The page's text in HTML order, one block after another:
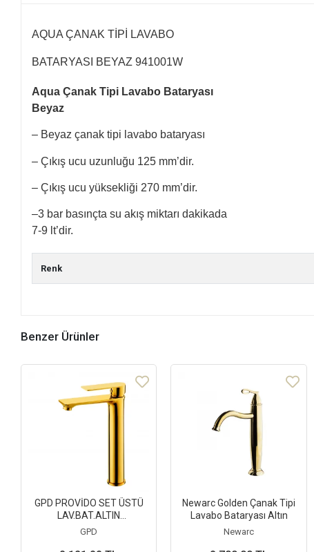
AQUA ÇANAK TİPİ LAVABO
BATARYASI BEYAZ 941001W
Aqua Çanak Tipi Lavabo Bataryası
Beyaz
– Beyaz çanak tipi lavabo bataryası
– Çıkış ucu uzunluğu 125 mm’dir.
– Çıkış ucu yüksekliği 270 mm’dir.
–3 bar basınçta su akış miktarı dakikada
7-9 lt’dir.
Renk
Benzer Ürünler
GPD PROVİDO SET ÜSTÜ
LAV.BAT.ALTIN
GÖR.MSL155-A
GPD
Newarc Golden Çanak Tipi
Lavabo Bataryası Altın
Newarc